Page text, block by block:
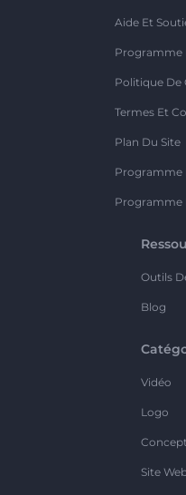
Aide Et
Programme
Politique De
Termes Et
Plan Du Site
Programme
Programme
Outils
Blog
Vidéo
Logo
Site